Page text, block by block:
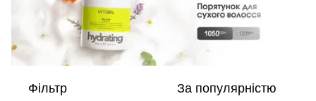
Фільтр За популярністю